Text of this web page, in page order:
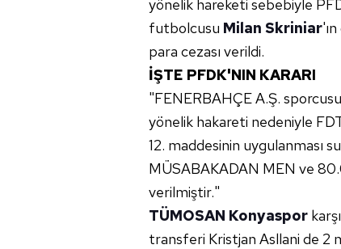
yönelik hareketi sebebiyle
futbolcusu Milan Skriniar
para cezası verildi.
İŞTE PFDK'NIN KARARI
"FENERBAHÇE A.Ş.
yönelik hakareti nedeniyle
12. maddesinin uygulanması
MÜSABAKADAN MEN ve
verilmiştir."
TÜMOSAN Konyaspor
transferi Kristjan Asllani de 2